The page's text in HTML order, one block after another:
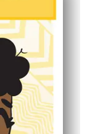
które zachęcają
wczesnych